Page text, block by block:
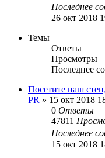
Последнее
26 окт 2018
Темы
Ответы
Просмотры
Последнее
Посетите наш
PR » 15 окт 2018
0 Ответы
47811
Последнее
15 окт 2018